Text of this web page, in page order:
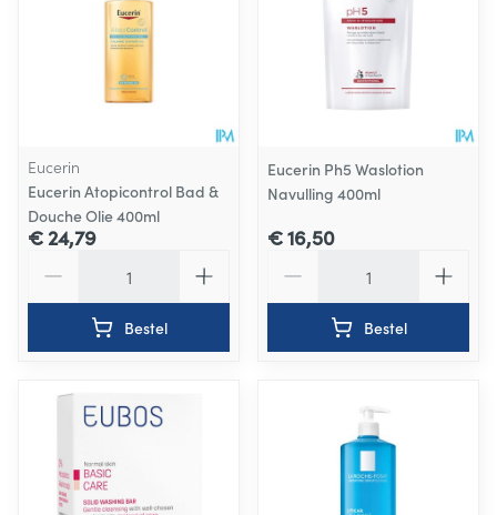
Eucerin
Eucerin Atopicontrol Bad &
Douche Olie 400ml
€ 24,79
Bestel
Eucerin Ph5 Waslotion
Navulling 400ml
€ 16,50
Bestel